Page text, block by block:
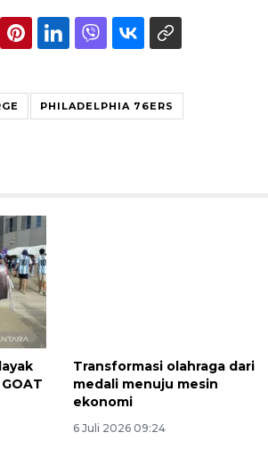
PHILADELPHIA 76ERS
Transformasi olahraga dari
medali menuju mesin
ekonomi
6 Juli 2026 09:24